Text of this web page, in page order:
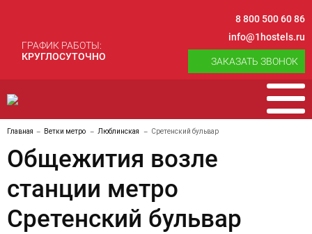
ГРАФИК РАБОТЫ:
КРУГЛОСУТОЧНО
8 800 500 60 86
info@1hostels.ru
ЗАКАЗАТЬ ЗВОНОК
Главная Ветки метро Люблинская Сретенский бульвар
Общежития возле
станции метро
Сретенский бульвар